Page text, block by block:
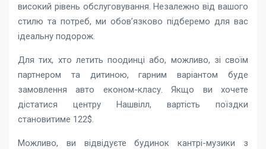
високий рівень обслуговування. Незалежно від вашого
стилю та потреб, ми обов’язково підберемо для вас
ідеальну подорож.
Для тих, хто летить поодинці або, можливо, зі своїм
партнером та дитиною, гарним варіантом буде
замовлення авто економ-класу. Якщо ви хочете
дістатися центру Нашвілл, вартість поїздки
становитиме 122$.
Можливо, ви відвідуєте будинок кантрі-музики з